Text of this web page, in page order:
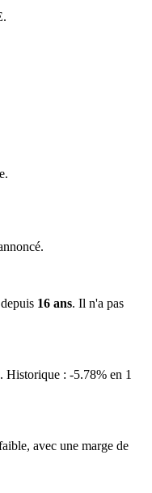
.
16 ans. Il n'a pas
. Historique : -5.78% en 1
avec une marge de